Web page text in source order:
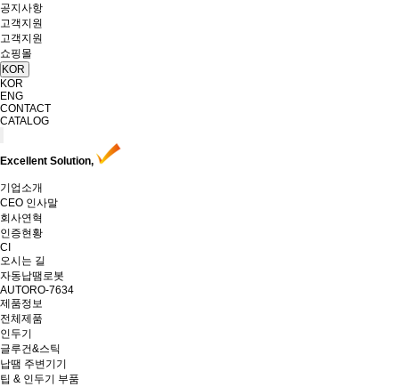
공지사항
고객지원
고객지원
쇼핑몰
KOR
KOR
ENG
CONTACT
CATALOG
Excellent Solution,
기업소개
CEO 인사말
회사연혁
인증현황
CI
오시는 길
자동납땜로봇
AUTORO-7634
제품정보
전체제품
인두기
글루건&스틱
납땜 주변기기
팁 & 인두기 부품